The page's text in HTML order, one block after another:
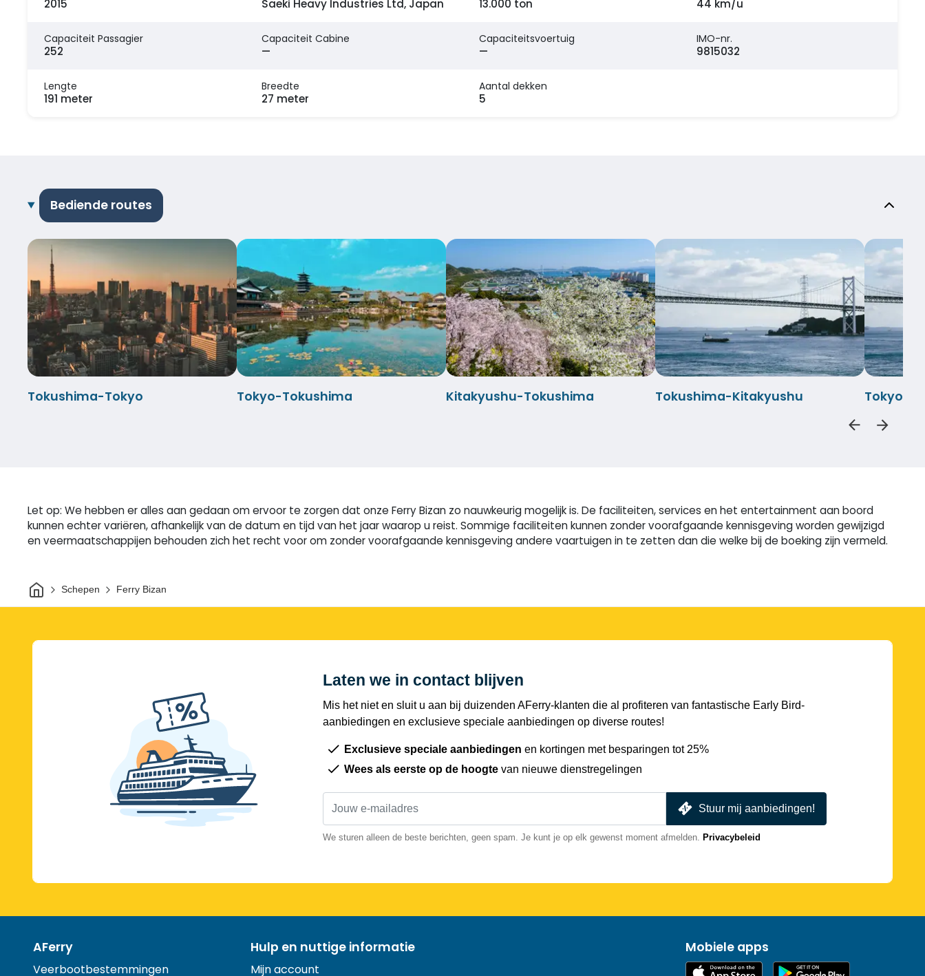
2015 Saeki Heavy Industries Ltd, Japan 13.000 ton 44 km/u
Capaciteit Passagier
252
Capaciteit Cabine
—
Capaciteitsvoertuig
—
IMO-nr.
9815032
Lengte
191 meter
Breedte
27 meter
Aantal dekken
5
Bediende routes
Tokushima-Tokyo Tokyo-Tokushima Kitakyushu-Tokushima Tokushima-Kitakyushu Tokyo-
Let op: We hebben er alles aan gedaan om ervoor te zorgen dat onze Ferry Bizan zo nauwkeurig mogelijk is. De faciliteiten, services en het entertainment aan boord
kunnen echter variëren, afhankelijk van de datum en tijd van het jaar waarop u reist. Sommige faciliteiten kunnen zonder voorafgaande kennisgeving worden gewijzigd
en veermaatschappijen behouden zich het recht voor om zonder voorafgaande kennisgeving andere vaartuigen in te zetten dan die welke bij de boeking zijn vermeld.
ThuisSchepen Ferry Bizan
Laten we in contact blijven
Mis het niet en sluit u aan bij duizenden AFerry-klanten die al profiteren van fantastische Early Bird-
aanbiedingen en exclusieve speciale aanbiedingen op diverse routes!
Exclusieve speciale aanbiedingen en kortingen met besparingen tot 25%
Wees als eerste op de hoogte van nieuwe dienstregelingen
Stuur mij aanbiedingen!
We sturen alleen de beste berichten, geen spam. Je kunt je op elk gewenst moment afmelden. Privacybeleid
AFerry
Veerbootbestemmingen
Hulp en nuttige informatie
Mijn account
Mobiele apps